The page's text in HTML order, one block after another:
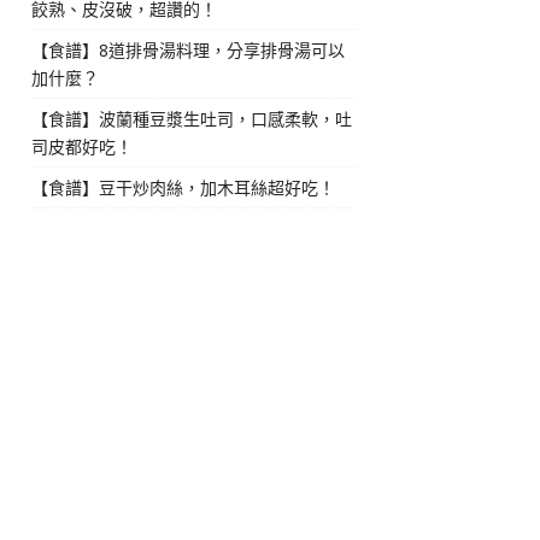
餃熟、皮沒破，超讚的！
【食譜】8道排骨湯料理，分享排骨湯可以
加什麼？
【食譜】波蘭種豆漿生吐司，口感柔軟，吐
司皮都好吃！
【食譜】豆干炒肉絲，加木耳絲超好吃！